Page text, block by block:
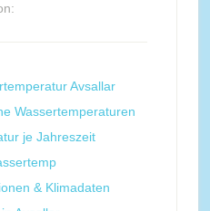
Avsallar
Wassertemperaturen
je Jahreszeit
& Klimadaten